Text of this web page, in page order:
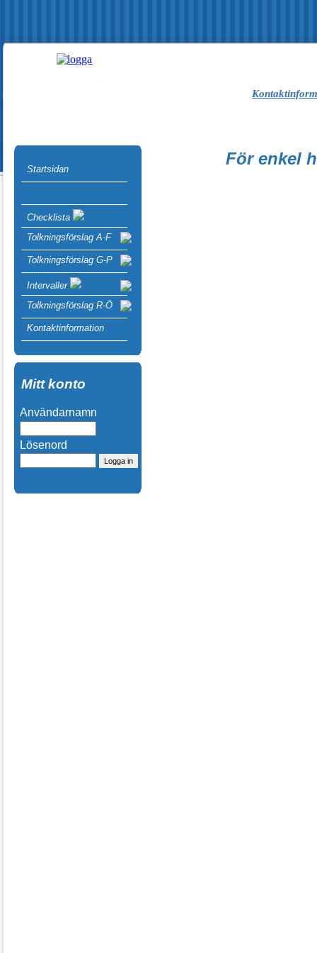
Startsidan
Checklista
Tolkningsförslag A-F
Tolkningsförslag G-P
Intervaller
Tolkningsförslag R-Ö
Kontaktinformation
Mitt konto
Användarnamn
Lösenord
För enkel